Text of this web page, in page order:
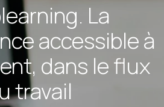
La
accessible à
dans le flux
travail